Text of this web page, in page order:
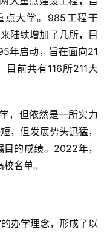
点大学。985工程于
陆续增加了几所，目
年启动，旨在面向21
前共有116所211大
，但发展势头迅猛，
的成绩。2022年，
名单。